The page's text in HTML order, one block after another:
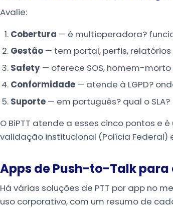
Avalie:
Cobertura — é multioperadora?
Gestão— tem portal, perfis, relatórios
Safety— oferece SOS, homem-morto
Conformidade— atende à LGPD?
Suporte— em português? qual o SLA?
O BiPTT atende a esses cinco pontos e
validação institucional (Polícia Federal)
Apps de Push-to-Talk
Há várias soluções de PTT por app no
uso corporativo, com um resumo de